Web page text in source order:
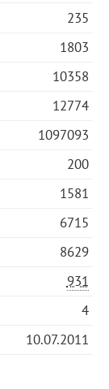
235
1803
10358
12774
1097093
200
1581
6715
8629
931
4
10.07.2011